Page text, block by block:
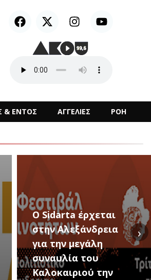
& ΕΝΤΟΣ ΑΓΓΕΛΙΕΣ ΡΟΗ
Καλλιτεχνικές
Εκδηλώσεις Νέου
Προδρόμου Ημαθίας
(Μεταμόρφωση του
›